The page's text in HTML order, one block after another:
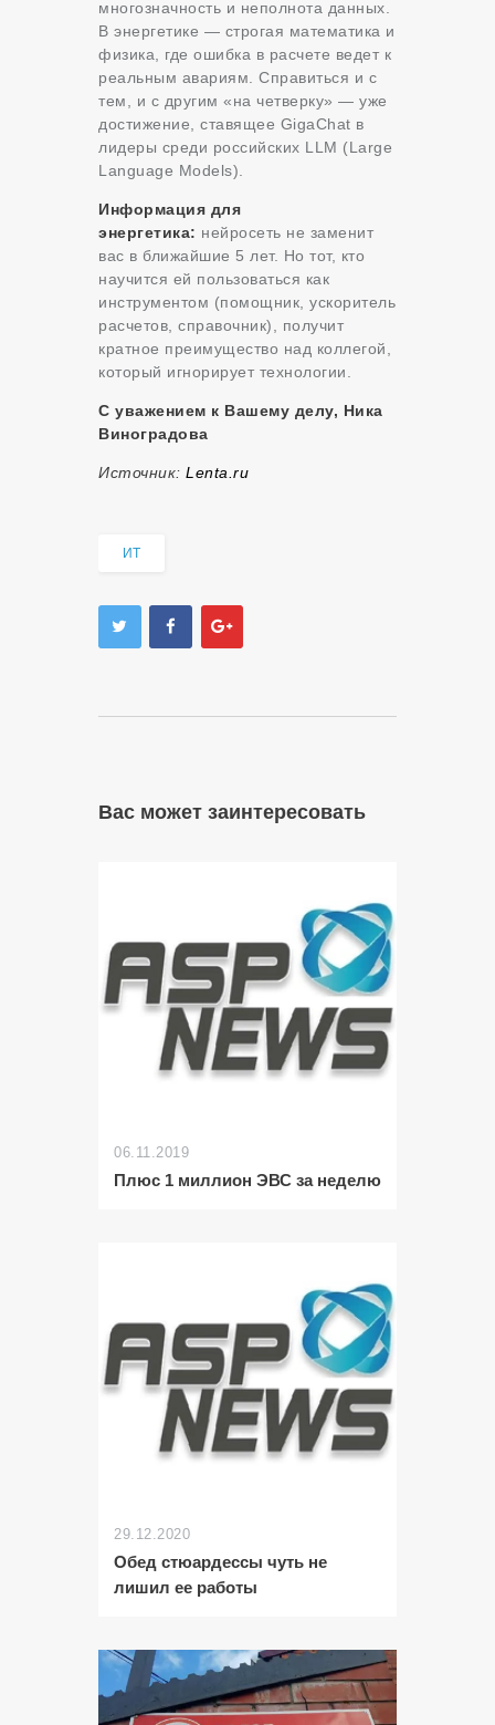
многозначность и неполнота данных.
В энергетике — строгая математика и
физика, где ошибка в расчете ведет к
реальным авариям. Справиться и с
тем, и с другим «на четверку» — уже
достижение, ставящее GigaChat в
лидеры среди российских LLM (Large
Language Models).
Информация для
энергетика: нейросеть не заменит
вас в ближайшие 5 лет. Но тот, кто
научится ей пользоваться как
инструментом (помощник, ускоритель
расчетов, справочник), получит
кратное преимущество над коллегой,
который игнорирует технологии.
С уважением к Вашему делу, Ника
Виноградова
Источник: Lenta.ru
ИТ
Вас может заинтересовать
06.11.2019
Плюс 1 миллион ЭВС за неделю
29.12.2020
Обед стюардессы чуть не
лишил ее работы